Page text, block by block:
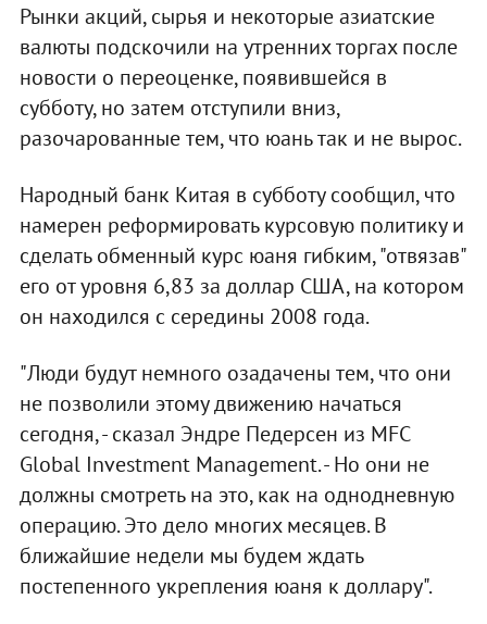
Рынки акций, сырья и некоторые азиатские
валюты подскочили на утренних торгах после
новости о переоценке, появившейся в
субботу, но затем отступили вниз,
разочарованные тем, что юань так и не вырос.
Народный банк Китая в субботу сообщил, что
намерен реформировать курсовую политику и
сделать обменный курс юаня гибким, "отвязав"
его от уровня 6,83 за доллар США, на котором
он находился с середины 2008 года.
"Люди будут немного озадачены тем, что они
не позволили этому движению начаться
сегодня, - сказал Эндре Педерсен из MFC
Global Investment Management. - Но они не
должны смотреть на это, как на однодневную
операцию. Это дело многих месяцев. В
ближайшие недели мы будем ждать
постепенного укрепления юаня к доллару".